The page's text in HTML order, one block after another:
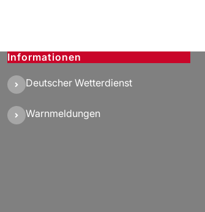
Informationen
Deutscher Wetterdienst
Warnmeldungen